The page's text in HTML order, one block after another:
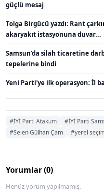
güçlü mesaj
Tolga Birgücü yazdı: Rant
akaryakıt istasyonuna duvar...
Samsun'da silah ticaretine
tepelerine bindi
Yeni Parti'ye ilk operasyon: İl
#İYİ Parti Atakum #İYİ Parti
#Selen Gülhan Çam
#yerel
Yorumlar (0)
Henüz yorum yapılmamış.